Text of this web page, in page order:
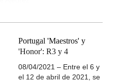
Portugal 'Maestros' y
'Honor': R3 y 4
08/04/2021 – Entre el 6 y
el 12 de abril de 2021, se